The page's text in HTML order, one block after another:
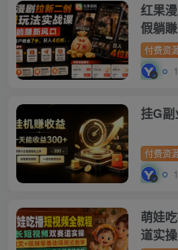
红果
假躺
日入4
付费资
挂G副
付费资
萌娃
道实